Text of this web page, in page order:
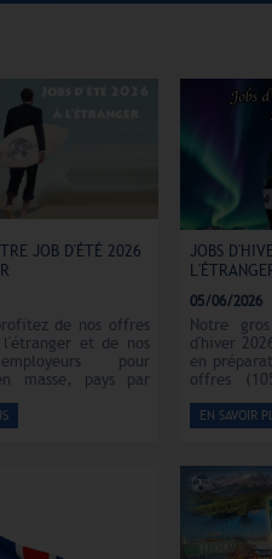
JOB D'ÉTÉ 2026
de nos offres
et de nos
pour
masse, pays par
JOBS
05/06/2026
Notre
d'hiver
en
offres
souhaitent
soit au
un dossier
trouver
EN SAVOIR